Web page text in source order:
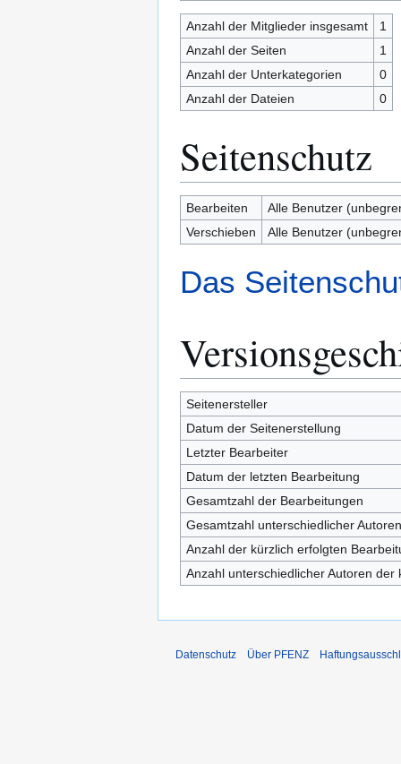
Anzahl der Mitglieder insgesamt
1
Anzahl der Seiten
1
Anzahl der Unterkategorien
0
Anzahl der Dateien
0
Seitenschutz
Bearbeiten
Alle Benutzer
Verschieben
Alle Benutzer
Das
Seitenersteller
Datum der Seitenerstellung
Letzter Bearbeiter
Datum der letzten Bearbeitung
Gesamtzahl der Bearbeitungen
Gesamtzahl unterschiedlicher Autoren
Anzahl der kürzlich erfolgten
Anzahl unterschiedlicher Autoren
Datenschutz Über PFENZ